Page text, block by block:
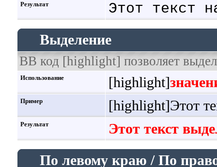
Результат
Этот текст
Выделение
BB код [highlight] позволяет
Использование [highlight]
Пример [highlight]Этот
Результат
Этот текст
По левому краю / По